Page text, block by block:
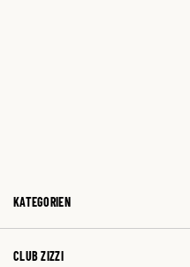
KATEGORIEN
CLUB ZIZZI